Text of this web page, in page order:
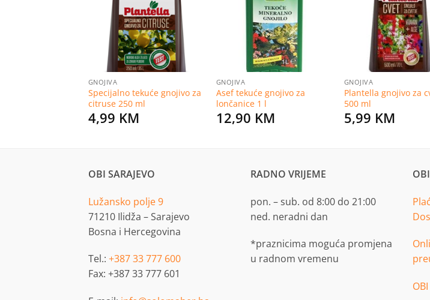
listu
želja
GNOJIVA
Specijalno tekuće gnojivo za
citruse 250 ml
4,99 KM
GNOJIVA
Asef tekuće gnojivo za
lončanice 1 l
12,90 KM
GNOJIVA
Plantella gnojivo za
500 ml
5,99 KM
Price
range:
7,50 KM
OBI SARAJEVO
Lužansko polje 9
71210 Ilidža – Sarajevo
Bosna i Hercegovina
Tel.: +387 33 777 600
Fax: +387 33 777 601
RADNO VRIJEME
pon. – sub. od 8:00 do 21:00
ned. neradni dan
*praznicima moguća promjena
u radnom vremenu